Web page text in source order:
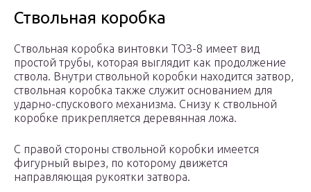
Ствольная коробка
Ствольная коробка винтовки ТОЗ-8 имеет вид
простой трубы, которая выглядит как продолжение
ствола. Внутри ствольной коробки находится затвор,
ствольная коробка также служит основанием для
ударно-спускового механизма. Снизу к ствольной
коробке прикрепляется деревянная ложа.
С правой стороны ствольной коробки имеется
фигурный вырез, по которому движется
направляющая рукоятки затвора.